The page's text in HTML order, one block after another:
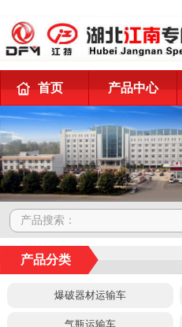
首页 产品中心
产品搜索：
产品分类
爆破器材运输车
气瓶运输车